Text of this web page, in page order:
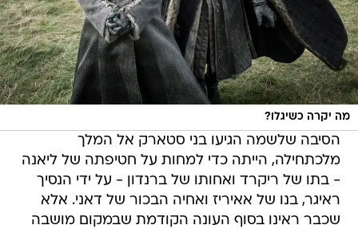
מה יקרה כשיגלו?
הסיבה שלשמה הגיעו בני סטארק אל המלך
מלכתחילה, הייתה כדי למחות על חטיפתה של ליאנה
- בתו של ריקרד ואחותו של ברנדון - על ידי הנסיך
ראיגר, בנו של אאיריז ואחיה הבכור של דאני. אלא
שכבר ראינו בסוף העונה הקודמת שבמקום מושבה